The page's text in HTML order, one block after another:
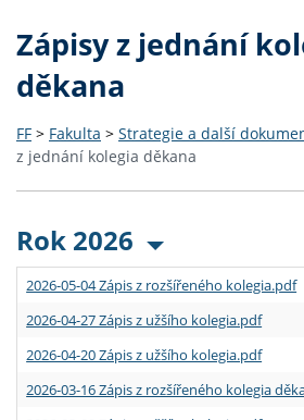
Zápisy z jednání
děkana
FF > Fakulta > Strategie a další
z jednání kolegia děkana
Rok 2026
2026-05-04 Zápis z rozšířeného kolegia.pdf
2026-04-27 Zápis z užšího kolegia.pdf
2026-04-20 Zápis z užšího kolegia.pdf
2026-03-16 Zápis z rozšířeného kolegia